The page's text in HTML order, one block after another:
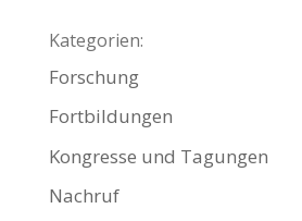
Kategorien:
Forschung
Fortbildungen
Kongresse und Tagungen
Nachruf